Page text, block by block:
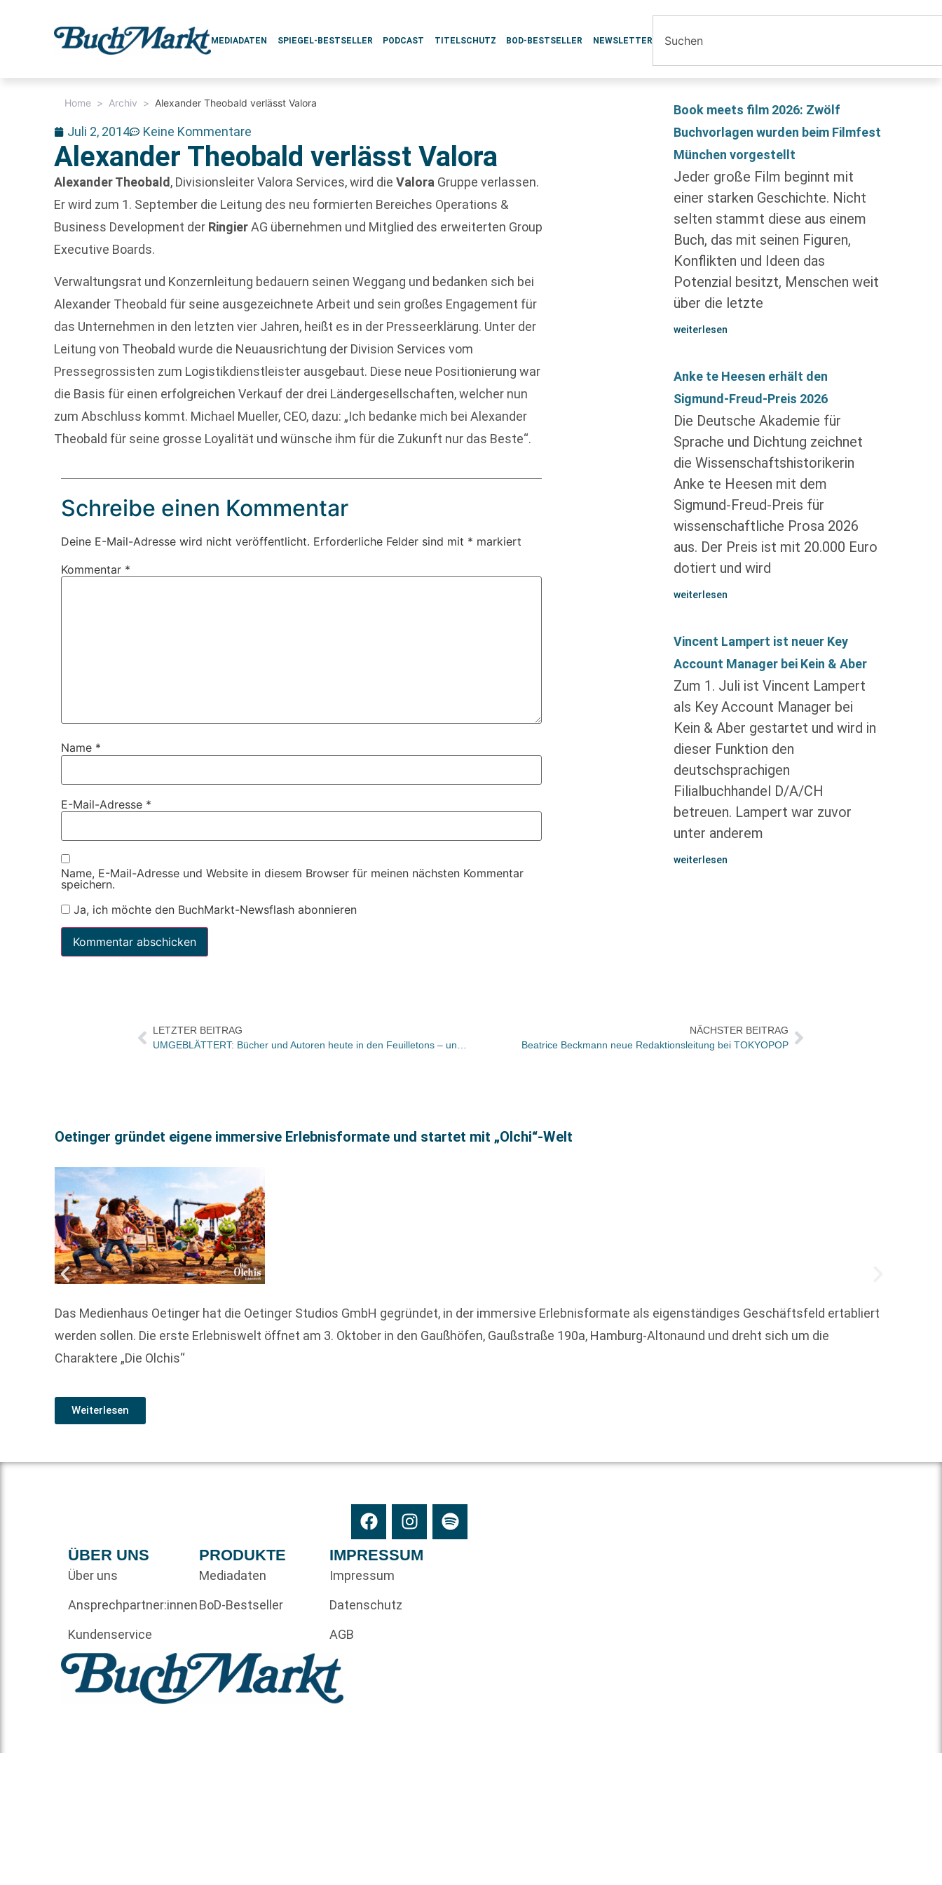
MEDIADATEN SPIEGEL-BESTSELLER PODCAST TITELSCHUTZ BOD-BESTSELLER NEWSLETTER
Home > Archiv > Alexander Theobald verlässt Valora
Juli 2, 2014 Keine Kommentare
Alexander Theobald verlässt Valora
Alexander Theobald , Divisionsleiter Valora Services, wird dieValora Gruppe verlassen.
Er wird zum 1. September die Leitung des neu formierten Bereiches Operations &
Business Development der RingierAG übernehmen und Mitglied des erweiterten Group
Executive Boards.
Verwaltungsrat und Konzernleitung bedauern seinen Weggang und bedanken sich bei
Alexander Theobald für seine ausgezeichnete Arbeit und sein großes Engagement für
das Unternehmen in den letzten vier Jahren, heißt es in der Presseerklärung. Unter der
Leitung von Theobald wurde die Neuausrichtung der Division Services vom
Pressegrossisten zum Logistikdienstleister ausgebaut. Diese neue Positionierung war
die Basis für einen erfolgreichen Verkauf der drei Ländergesellschaften, welcher nun
zum Abschluss kommt. Michael Mueller, CEO, dazu: „Ich bedanke mich bei Alexander
Theobald für seine grosse Loyalität und wünsche ihm für die Zukunft nur das Beste“.
Schreibe einen Kommentar
Deine E-Mail-Adresse wird nicht veröffentlicht. Erforderliche Felder sind mit * markiert
Kommentar *
Name *
E-Mail-Adresse *
Name, E-Mail-Adresse und Website in diesem Browser für meinen nächsten Kommentar
speichern.
Ja, ich möchte den BuchMarkt-Newsflash abonnieren
Book meets film 2026: Zwölf
Buchvorlagen wurden beim Filmfest
München vorgestellt
Jeder große Film beginnt mit
einer starken Geschichte. Nicht
selten stammt diese aus einem
Buch, das mit seinen Figuren,
Konflikten und Ideen das
Potenzial besitzt, Menschen weit
über die letzte
weiterlesen
Anke te Heesen erhält den
Sigmund-Freud-Preis 2026
Die Deutsche Akademie für
Sprache und Dichtung zeichnet
die Wissenschaftshistorikerin
Anke te Heesen mit dem
Sigmund-Freud-Preis für
wissenschaftliche Prosa 2026
aus. Der Preis ist mit 20.000 Euro
dotiert und wird
weiterlesen
Vincent Lampert ist neuer Key
Account Manager bei Kein & Aber
Zum 1. Juli ist Vincent Lampert
als Key Account Manager bei
Kein & Aber gestartet und wird in
dieser Funktion den
deutschsprachigen
Filialbuchhandel D/A/CH
betreuen. Lampert war zuvor
unter anderem
weiterlesen
LETZTER BEITRAG
NÄCHSTER BEITRAG
Beatrice Beckmann neue Redaktionsleitung bei TOKYOPOP
Oetinger gründet eigene immersive Erlebnisformate und startet mit „Olchi“-Welt
Das Medienhaus Oetinger hat die Oetinger Studios GmbH gegründet, in der immersive Erlebnisformate als eigenständiges Geschäftsfeld ertabliert
werden sollen. Die erste Erlebniswelt öffnet am 3. Oktober in den Gaußhöfen, Gaußstraße 190a, Hamburg-Altonaund und dreht sich um die
Charaktere „Die Olchis“
Weiterlesen
ÜBER UNS
Über uns
Ansprechpartner:innen
Kundenservice
PRODUKTE
Mediadaten
BoD-Bestseller
IMPRESSUM
Impressum
Datenschutz
AGB